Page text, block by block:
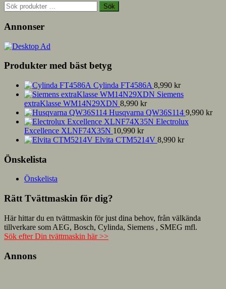
Sök
efter:
Sök
Annonser
Produkter med bäst betyg
Cylinda FT4586A 8,990 kr
Siemens
extraKlasse WM14N29XDN 8,990 kr
Husqvarna QW36S114 9,990 kr
Electrolux
Excellence XLNF74X35N 10,990 kr
Elvita CTM5214V 8,990 kr
Önskelista
Önskelista
Rätt Tvättmaskin för dig?
Här hittar du en tvättmaskin för just dina behov, från välkända
tillverkare som AEG, Bosch, Cylinda, Siemens , SMEG mfl.
Sök efter Din tvättmaskin här >>
Annons